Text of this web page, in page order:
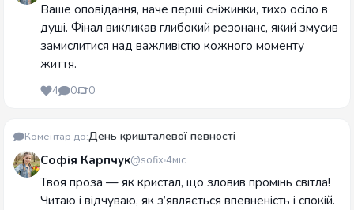
Ваше оповідання, наче перші сніжинки, тихо осіло в
душі. Фінал викликав глибокий резонанс, який змусив
замислитися над важливістю кожного моменту
життя.
4 0 0
Коментар до:День кришталевої певності
Софія Карпчук@sofix 4міс
Твоя проза — як кристал, що зловив промінь світла!
Читаю і відчуваю, як з’являється впевненість і спокій.